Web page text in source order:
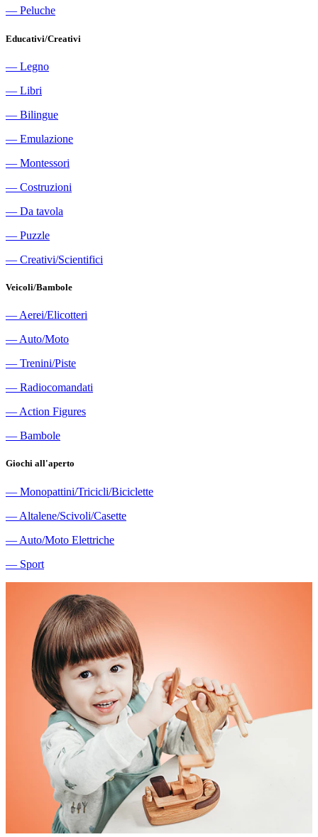
― Peluche
Educativi/Creativi
― Legno
― Libri
― Bilingue
― Emulazione
― Montessori
― Costruzioni
― Da tavola
― Puzzle
― Creativi/Scientifici
Veicoli/Bambole
― Aerei/Elicotteri
― Auto/Moto
― Trenini/Piste
― Radiocomandati
― Action Figures
― Bambole
Giochi all'aperto
― Monopattini/Tricicli/Biciclette
― Altalene/Scivoli/Casette
― Auto/Moto Elettriche
― Sport